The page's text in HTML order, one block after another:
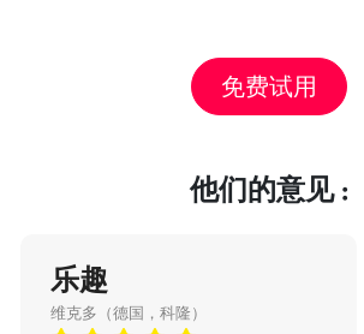
免费试用
他们的意见 :
乐趣
维克多（德国，科隆）